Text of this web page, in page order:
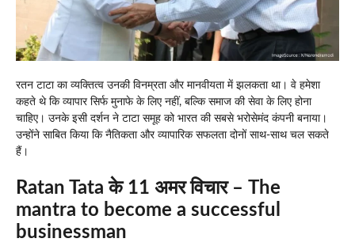
रतन टाटा का व्यक्तित्व उनकी विनम्रता और मानवीयता में झलकता था। वे हमेशा
कहते थे कि व्यापार सिर्फ मुनाफे के लिए नहीं, बल्कि समाज की सेवा के लिए होना
चाहिए। उनके इसी दर्शन ने टाटा समूह को भारत की सबसे भरोसेमंद कंपनी बनाया।
उन्होंने साबित किया कि नैतिकता और व्यापारिक सफलता दोनों साथ-साथ चल सकते
हैं।
Ratan Tata के 11 अमर विचार – The
mantra to become a successful
businessman